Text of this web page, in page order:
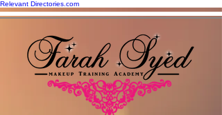
Relevant Directories.com